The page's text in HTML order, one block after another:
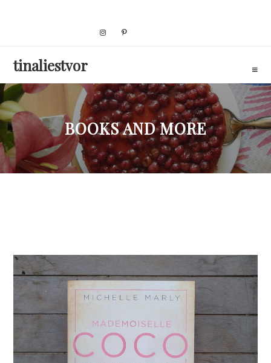
tinaliestvor
BOOKS AND MORE